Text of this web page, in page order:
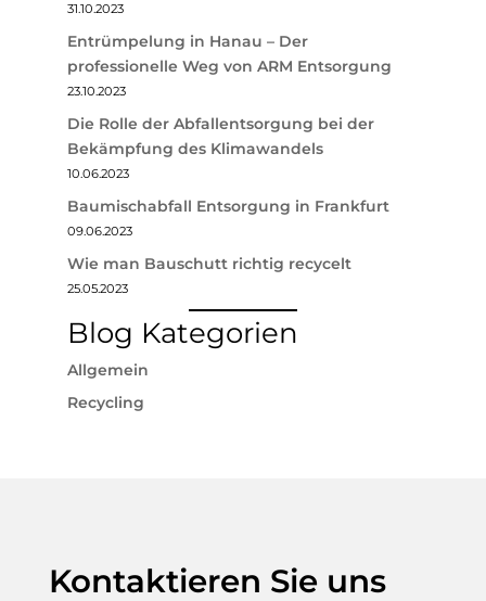
31.10.2023
Entrümpelung in Hanau – Der
professionelle Weg von ARM Entsorgung
23.10.2023
Die Rolle der Abfallentsorgung bei der
Bekämpfung des Klimawandels
10.06.2023
Baumischabfall Entsorgung in Frankfurt
09.06.2023
Wie man Bauschutt richtig recycelt
25.05.2023
Blog Kategorien
Allgemein
Recycling
Kontaktieren Sie uns